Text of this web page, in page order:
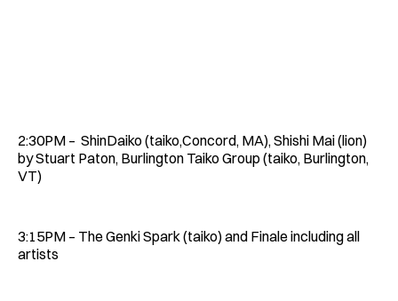
2:30PM – ShinDaiko (taiko,Concord, MA), Shishi Mai (lion)
by Stuart Paton, Burlington Taiko Group (taiko, Burlington,
VT)
3:15PM – The Genki Spark (taiko) and Finale including all
artists